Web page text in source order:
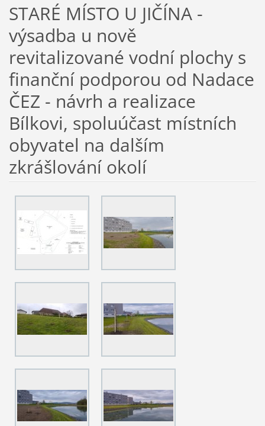
STARÉ MÍSTO U JIČÍNA -
výsadba u nově
revitalizované vodní plochy s
finanční podporou od Nadace
ČEZ - návrh a realizace
Bílkovi, spoluúčast místních
obyvatel na dalším
zkrášlování okolí